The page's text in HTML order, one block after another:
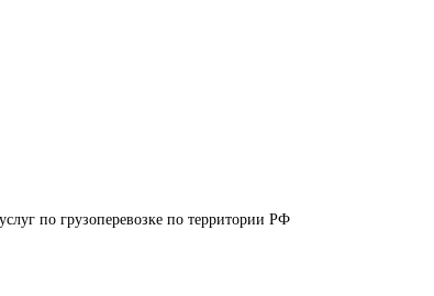
по грузоперевозке по территории РФ